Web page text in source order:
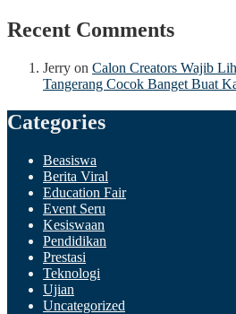
Recent Comments
Jerry on Calon Creators Wajib
Tangerang Cocok Banget Buat
Categories
Beasiswa
Berita Viral
Education Fair
Event Seru
Kesiswaan
Pendidikan
Prestasi
Teknologi
Ujian
Uncategorized